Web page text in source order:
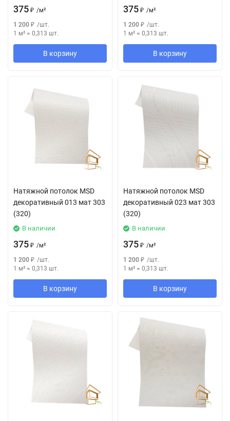
375 ₽ /м²
1 200 ₽ /шт.
1 м² = 0,313 шт.
В корзину
375 ₽ /м²
1 200 ₽ /шт.
1 м² = 0,313 шт.
В корзину
Натяжной потолок MSD
декоративный 013 мат 303
(320)
В наличии
375 ₽ /м²
1 200 ₽ /шт.
1 м² = 0,313 шт.
В корзину
Натяжной потолок MSD
декоративный 023 мат 303
(320)
В наличии
375 ₽ /м²
1 200 ₽ /шт.
1 м² = 0,313 шт.
В корзину